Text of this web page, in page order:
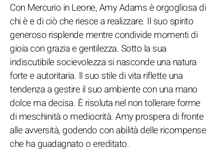
Con Mercurio in Leone, Amy Adams è orgogliosa di
chi è e di ciò che riesce a realizzare. Il suo spirito
generoso risplende mentre condivide momenti di
gioia con grazia e gentilezza. Sotto la sua
indiscutibile socievolezza si nasconde una natura
forte e autoritaria. Il suo stile di vita riflette una
tendenza a gestire il suo ambiente con una mano
dolce ma decisa. È risoluta nel non tollerare forme
di meschinità o mediocrità. Amy prospera di fronte
alle avversità, godendo con abilità delle ricompense
che ha guadagnato o ereditato.